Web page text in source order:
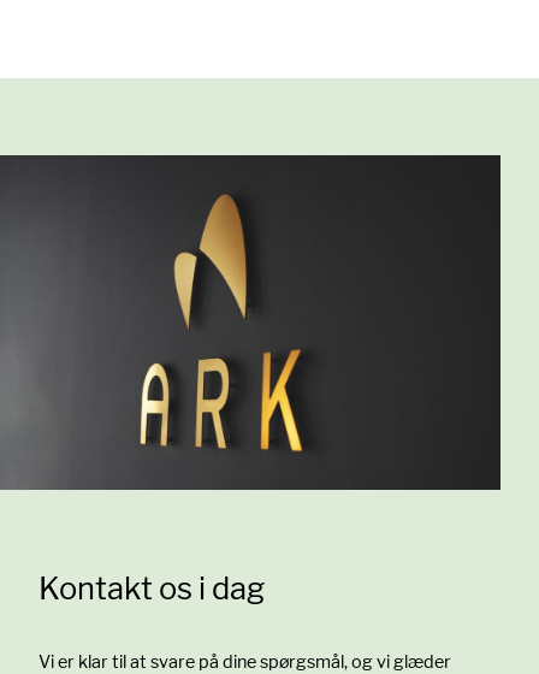
Kontakt os i dag
Vi er klar til at svare på dine spørgsmål, og vi glæder